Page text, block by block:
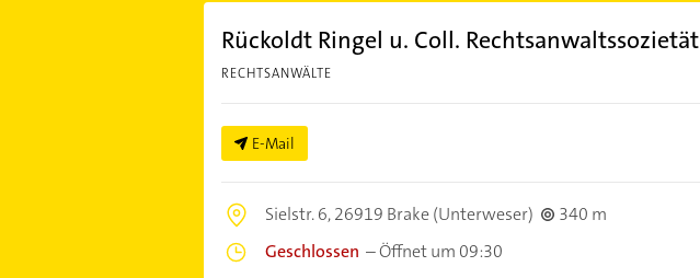
Rückoldt Ringel u. Coll. Rechtsanwaltssozietät
RECHTSANWÄLTE
E-Mail
Sielstr. 6,26919 Brake (Unterweser)
340 m
Geschlossen –Öffnet um 09:30